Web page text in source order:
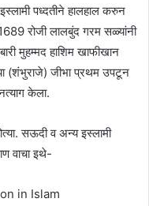
पध्दतीने हालहाल करुन
1689 रोजी लालबुंद गरम सळ्यांनी
मुहम्मद हाशिम खाफीखान
(शंभुराजे) जीभा प्रथम उपटून
केला.
सऊदी व अन्य इस्लामी
वाचा इथे-
in Islam